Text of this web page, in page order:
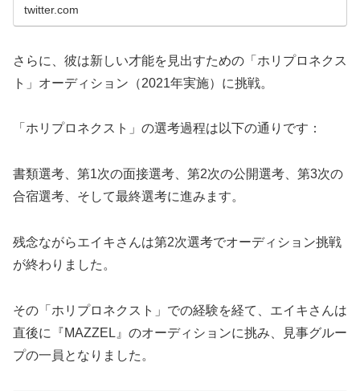
twitter.com
さらに、彼は新しい才能を見出すための「ホリプロネクス
ト」オーディション（2021年実施）に挑戦。
「ホリプロネクスト」の選考過程は以下の通りです：
書類選考、第1次の面接選考、第2次の公開選考、第3次の
合宿選考、そして最終選考に進みます。
残念ながらエイキさんは第2次選考でオーディション挑戦
が終わりました。
その「ホリプロネクスト」での経験を経て、エイキさんは
直後に『MAZZEL』のオーディションに挑み、見事グルー
プの一員となりました。